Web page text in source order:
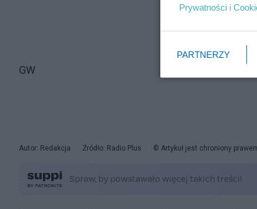
GW
Autor: Redakcja Źródło: Radio Plus © Artykuł jest chroniony
Prywatności i
PARTNERZY